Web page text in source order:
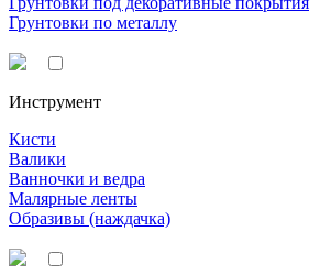
Грунтовки по металлу
Инструмент
Кисти
Валики
Ванночки и ведра
Малярные ленты
Образивы (наждачка)